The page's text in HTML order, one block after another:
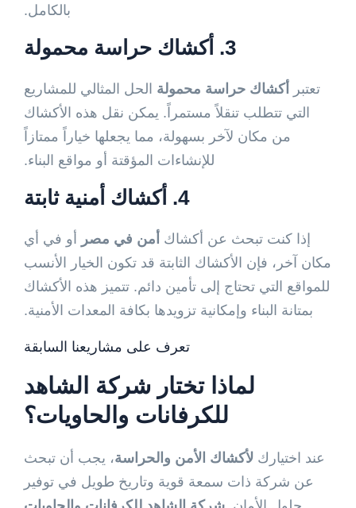
بالكامل.
3. أكشاك حراسة محمولة
تعتبر أكشاك حراسة محمولة الحل المثالي للمشاريع
التي تتطلب تنقلاً مستمراً. يمكن نقل هذه الأكشاك
من مكان لآخر بسهولة، مما يجعلها خياراً ممتازاً
للإنشاءات المؤقتة أو مواقع البناء.
4. أكشاك أمنية ثابتة
إذا كنت تبحث عن أكشاك أمن في مصر
أو في أي
مكان آخر، فإن الأكشاك الثابتة قد تكون الخيار الأنسب
للمواقع التي تحتاج إلى تأمين دائم. تتميز هذه الأكشاك
بمتانة البناء وإمكانية تزويدها بكافة المعدات الأمنية.
تعرف على مشاريعنا السابقة
لماذا تختار شركة الشاهد
للكرفانات والحاويات؟
عند اختيارك لأكشاك الأمن والحراسة، يجب أن تبحث
عن شركة ذات سمعة قوية وتاريخ طويل في توفير